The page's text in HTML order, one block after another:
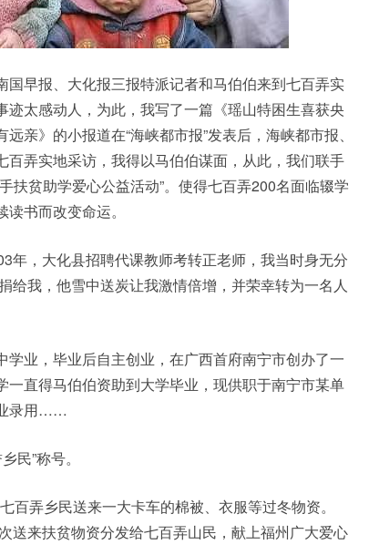
早报、大化报三报特派记者和马伯伯来到七百弄实
太感动人，为此，我写了一篇《瑶山特困生喜获央
亲》的小报道在“海峡都市报”发表后，海峡都市报、
弄实地采访，我得以马伯伯谋面，从此，我们联手
扶贫助学爱心公益活动”。使得七百弄200名面临辍学
书而改变命运。
，大化县招聘代课教师考转正老师，我当时身无分
给我，他雪中送炭让我激情倍增，并荣幸转为一名人
业，毕业后自主创业，在广西首府南宁市创办了一
直得马伯伯资助到大学毕业，现供职于南宁市某单
录用……
”称号。
弄乡民送来一大卡车的棉被、衣服等过冬物资。
送来扶贫物资分发给七百弄山民，献上福州广大爱心